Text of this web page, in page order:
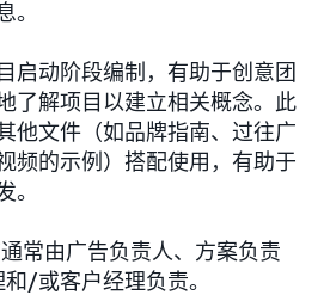
。
启动阶段编制，有助于创意团
了解项目以建立相关概念。此
他文件（如品牌指南、过往广
频的示例）搭配使用，有助于
。
常由广告负责人、方案负责
/或客户经理负责。